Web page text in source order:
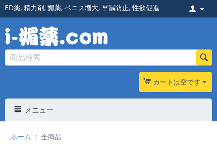
ED薬, 精力剤, 媚薬, ペニス増大, 早漏防止,性欲促進
カートは空です
メニュー
ホーム / 全商品